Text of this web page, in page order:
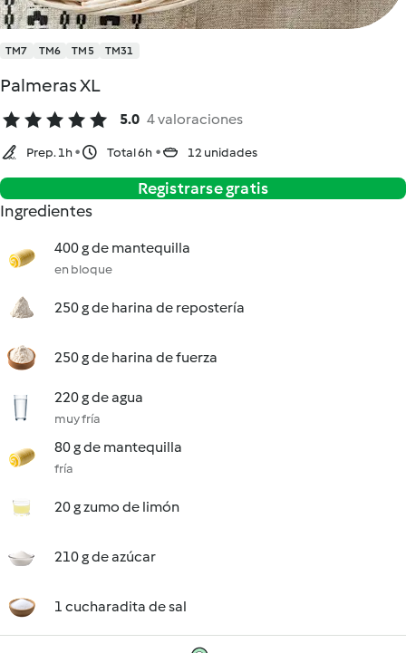
TM7 TM6 TM5 TM31
Palmeras XL
5.0 4 valoraciones
Prep. 1h Total 6h 12 unidades
Registrarse gratis
Ingredientes
400 g de mantequilla
en bloque
250 g de harina de repostería
250 g de harina de fuerza
220 g de agua
muy fría
80 g de mantequilla
fría
20 g zumo de limón
210 g de azúcar
1 cucharadita de sal